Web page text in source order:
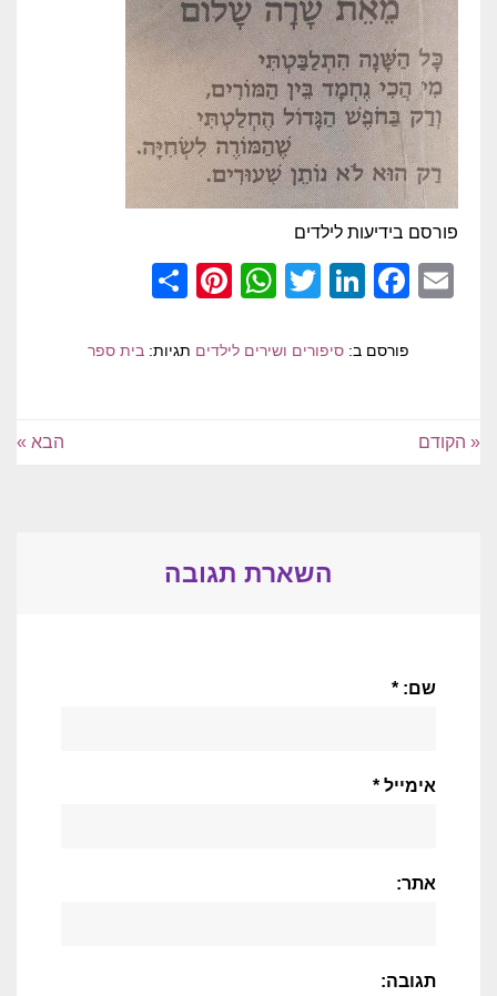
פורסם בידיעות לילדים
Email
Facebook
LinkedIn
Twitter
WhatsApp
Pinterest
פורסם ב: סיפורים ושירים לילדים תגיות: בית ספר
« הקודם הבא »
השארת תגובה
שם: *
אימייל *
אתר:
תגובה: